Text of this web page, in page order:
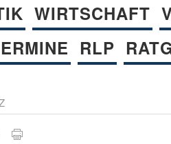
WIRTSCHAFT
RLP